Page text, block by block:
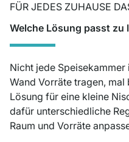
FÜR JEDES ZUHAUSE
Welche Lösung passt zu
Nicht jede
Wand Vorräte tragen,
Lösung für eine kleine
dafür unterschiedliche
Raum und Vorräte